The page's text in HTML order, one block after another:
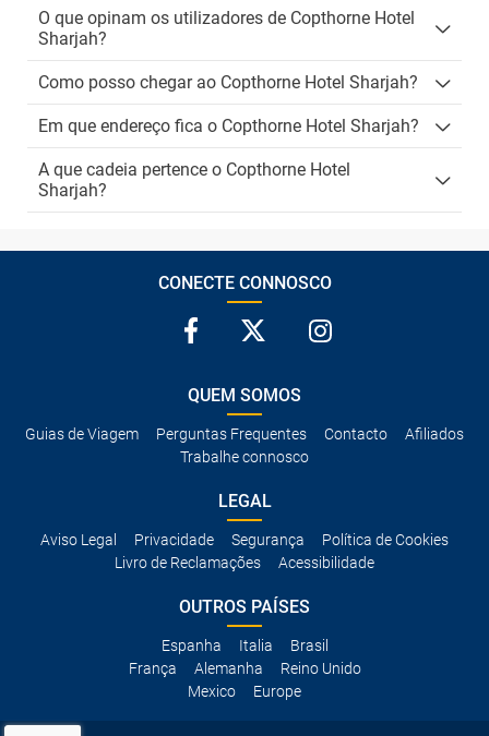
O que opinam os utilizadores de Copthorne Hotel
Sharjah?
Como posso chegar ao Copthorne Hotel Sharjah?
Em que endereço fica o Copthorne Hotel Sharjah?
A que cadeia pertence o Copthorne Hotel
Sharjah?
CONECTE CONNOSCO
QUEM SOMOS
Guias de Viagem Perguntas Frequentes Contacto
Afiliados
Trabalhe connosco
LEGAL
Aviso Legal Privacidade Segurança
Política de Cookies
Livro de Reclamações
Acessibilidade
OUTROS PAÍSES
Espanha Italia
Brasil
França
Alemanha
Reino Unido
Mexico
Europe